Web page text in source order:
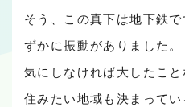
そう、この真下は地下鉄
ずかに振動がありました。
気にしなければ大したこ
住みたい地域も決まって